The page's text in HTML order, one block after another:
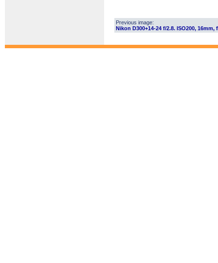
Previous image:
Nikon D300+14-24 f/2.8. ISO200, 16mm,